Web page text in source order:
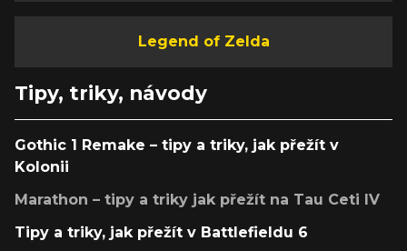
Legend of Zelda
Tipy, triky, návody
Gothic 1 Remake – tipy a triky, jak přežít v
Kolonii
Marathon – tipy a triky jak přežít na Tau Ceti IV
Tipy a triky, jak přežít v Battlefieldu 6